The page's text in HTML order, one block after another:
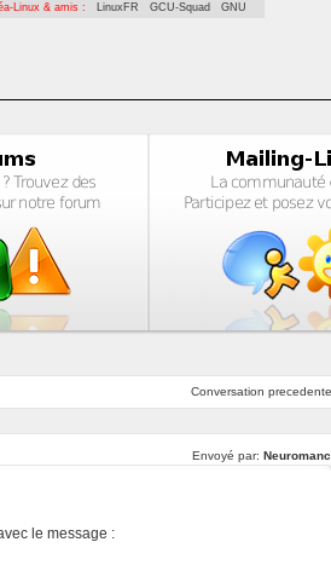
Linux & amis : LinuxFR GCU-Squad GNU
Conversation precedente
Envoyé par:
le message :